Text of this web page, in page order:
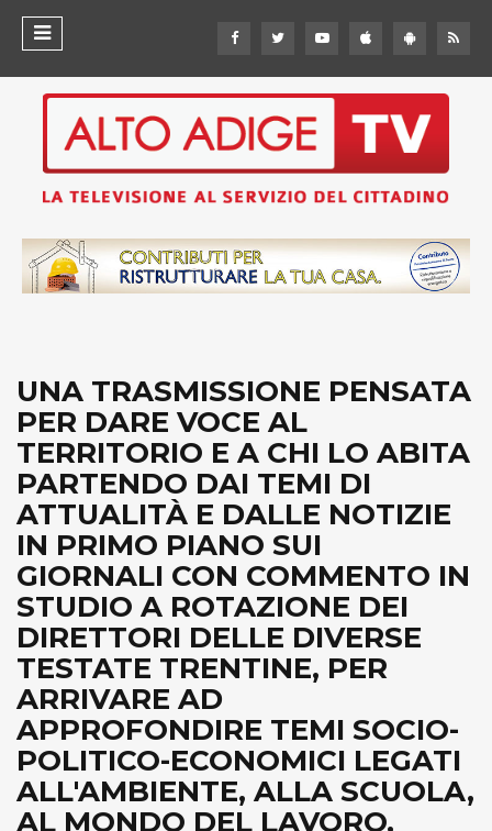
UNA TRASMISSIONE PENSATA
PER DARE VOCE AL
TERRITORIO E A CHI LO ABITA
PARTENDO DAI TEMI DI
ATTUALITÀ E DALLE NOTIZIE
IN PRIMO PIANO SUI
GIORNALI CON COMMENTO IN
STUDIO A ROTAZIONE DEI
DIRETTORI DELLE DIVERSE
TESTATE TRENTINE, PER
ARRIVARE AD
APPROFONDIRE TEMI SOCIO-
POLITICO-ECONOMICI LEGATI
ALL'AMBIENTE, ALLA SCUOLA,
AL MONDO DEL LAVORO,